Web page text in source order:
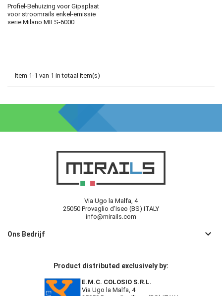
Profiel-Behuizing voor Gipsplaat
voor stroomrails enkel-emissie
serie Milano MILS-6000
Item 1-1 van 1 in totaal item(s)
Via Ugo la Malfa, 4
25050 Provaglio d'Iseo (BS) ITALY
info@mirails.com
Ons Bedrijf keyboard_arrow_down
Product distributed exclusively by:
E.M.C. COLOSIO S.R.L.
Via Ugo la Malfa, 4